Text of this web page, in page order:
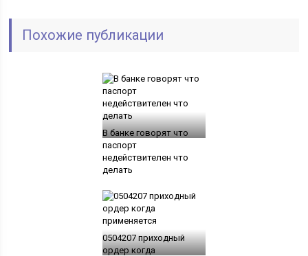
Похожие публикации
В банке говорят что
паспорт
недействителен что
делать
0504207 приходный
ордер когда